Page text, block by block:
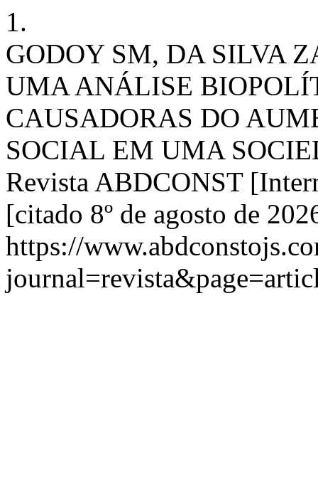
1.
GODOY SM, DA SILVA
UMA ANÁLISE
CAUSADORAS DO
SOCIAL EM UMA
Revista ABDCONST
[citado 8º de agosto de
https://